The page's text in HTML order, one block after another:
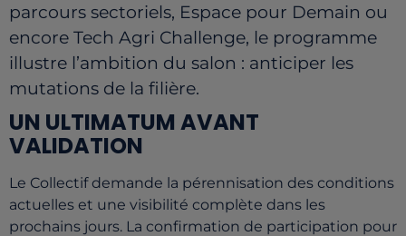
parcours sectoriels, Espace pour Demain ou
encore Tech Agri Challenge, le programme
illustre l’ambition du salon : anticiper les
mutations de la filière.
UN ULTIMATUM AVANT
VALIDATION
Le Collectif demande la pérennisation des conditions
actuelles et une visibilité complète dans les
prochains jours. La confirmation de participation pour